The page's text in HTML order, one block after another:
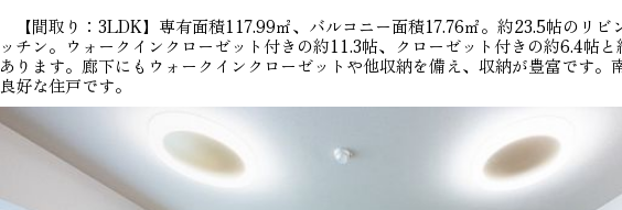
【間取り：3LDK】専有面積117.99㎡、バルコニー面積17.76㎡。約23.5帖のリビ
ッチン。ウォークインクローゼット付きの約11.3帖、クローゼット付きの約6.4帖
あります。廊下にもウォークインクローゼットや他収納を備え、収納が豊富です。
良好な住戸です。